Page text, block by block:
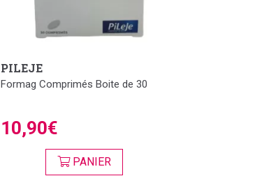
PILEJE
Formag Comprimés Boite de 30
10,90€
PANIER